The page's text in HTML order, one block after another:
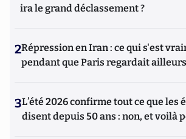
ira le grand déclassement ?
2Répression en Iran : ce qui s'est
pendant que Paris regardait ailleurs
3L’été 2026 confirme tout ce que les
disent depuis 50 ans : non, et voilà